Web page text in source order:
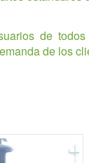
de
de los